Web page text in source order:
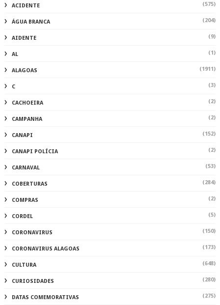
ACIDENTE (575)
ÁGUA BRANCA (204)
AIDENTE (9)
AL (1)
ALAGOAS (1911)
C (3)
CACHOEIRA (2)
CAMPANHA (2)
CANAPI (152)
CANAPI POLÍCIA (2)
CARNAVAL (53)
COBERTURAS (284)
COMPRAS (2)
CORDEL (5)
CORONAVIRUS (150)
CORONAVIRUS ALAGOAS (173)
CULTURA (648)
CURIOSIDADES (280)
DATAS COMEMORATIVAS (275)